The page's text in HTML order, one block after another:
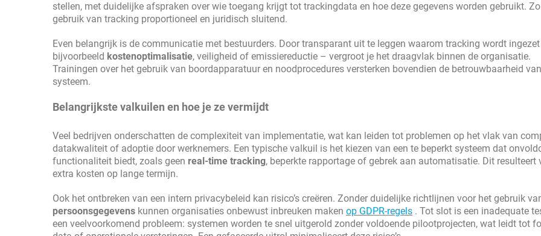
stellen, met duidelijke afspraken over wie toegang krijgt tot trackingdata en hoe deze gegevens worden gebruikt.
gebruik van tracking proportioneel en juridisch sluitend.
Even belangrijk is de communicatie met bestuurders. Door transparant uit te leggen waarom tracking wordt
bijvoorbeeld kostenoptimalisatie, veiligheid of emissiereductie – vergroot je het draagvlak binnen de organisatie.
Trainingen over het gebruik van boordapparatuur en noodprocedures versterken bovendien de betrouwbaarheid
systeem.
Belangrijkste valkuilen en hoe je ze vermijdt
Veel bedrijven onderschatten de complexiteit van implementatie, wat kan leiden tot problemen op het vlak van
datakwaliteit of adoptie door werknemers. Een typische valkuil is het kiezen van een te beperkt systeem dat
functionaliteit biedt, zoals geen real-time tracking, beperkte rapportage of gebrek aan automatisatie. Dit resulteert
extra kosten op lange termijn.
Ook het ontbreken van een intern privacybeleid kan risico’s creëren. Zonder duidelijke richtlijnen voor het gebruik
persoonsgegevens kunnen organisaties onbewust inbreuken maken op GDPR-regels . Tot slot is een inadequate
een veelvoorkomend probleem: systemen worden te snel uitgerold zonder voldoende pilootprojecten, wat leidt tot